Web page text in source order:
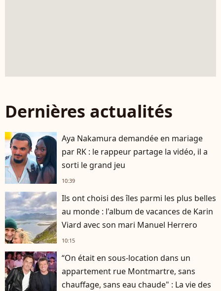
Dernières actualités
Aya Nakamura demandée en mariage
par RK : le rappeur partage la vidéo, il a
sorti le grand jeu
10:39
Ils ont choisi des îles parmi les plus belles
au monde : l'album de vacances de Karin
Viard avec son mari Manuel Herrero
10:15
“On était en sous-location dans un
appartement rue Montmartre, sans
chauffage, sans eau chaude" : La vie des